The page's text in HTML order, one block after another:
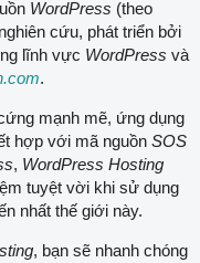
WordPress (theo
cứu, phát triển bởi
lĩnh vực WordPress và
.
mạnh mẽ, ứng dụng
hợp với mã nguồn SOS
, WordPress Hosting
tuyệt vời khi sử dụng
nhất thế giới này.
, bạn sẽ nhanh chóng